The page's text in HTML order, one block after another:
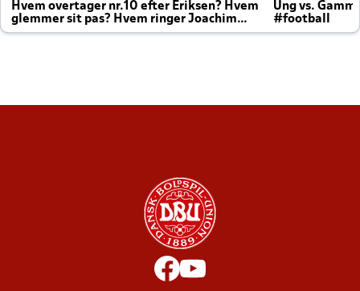
Hvem overtager nr.10 efter Eriksen? Hvem
glemmer sit pas? Hvem ringer Joachim
altid til efter kampe?
Ung vs.
#football